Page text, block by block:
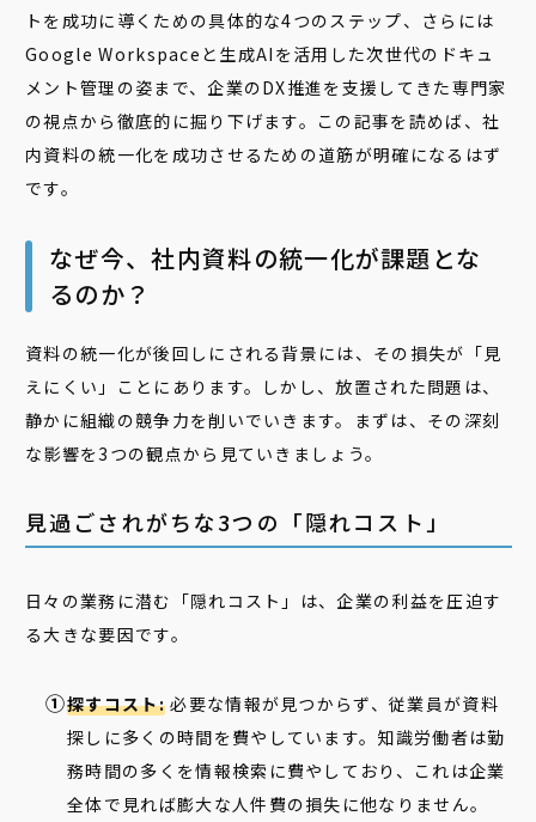
トを成功に導くための具体的な4つのステップ、さらには
Google Workspaceと生成AIを活用した次世代のドキュ
メント管理の姿まで、企業のDX推進を支援してきた専門家
の視点から徹底的に掘り下げます。この記事を読めば、社
内資料の統一化を成功させるための道筋が明確になるはず
です。
なぜ今、社内資料の統一化が課題とな
るのか？
資料の統一化が後回しにされる背景には、その損失が「見
えにくい」ことにあります。しかし、放置された問題は、
静かに組織の競争力を削いでいきます。まずは、その深刻
な影響を3つの観点から見ていきましょう。
見過ごされがちな3つの「隠れコスト」
日々の業務に潜む「隠れコスト」は、企業の利益を圧迫す
る大きな要因です。
探すコスト:必要な情報が見つからず、従業員が資料
探しに多くの時間を費やしています。知識労働者は勤
務時間の多くを情報検索に費やしており、これは企業
全体で見れば膨大な人件費の損失に他なりません。